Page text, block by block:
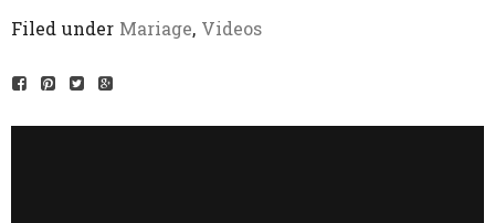
Filed under Mariage, Videos